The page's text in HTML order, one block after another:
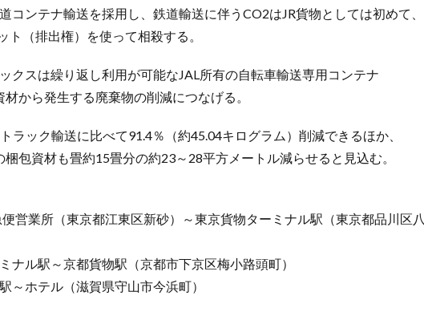
コンテナ輸送を採用し、鉄道輸送に伴うCO2はJR貨物としては初めて、
（排出権）を使って相殺する。
クスは繰り返し利用が可能なJAL所有の自転車輸送専用コンテナ
材から発生する廃棄物の削減につなげる。
ラック輸送に比べて91.4％（約45.04キログラム）削減できるほか、
包資材も畳約15畳分の約23～28平方メートル減らせると見込む。
営業所（東京都江東区新砂）～東京貨物ターミナル駅（東京都品川区八
ナル駅～京都貨物駅（京都市下京区梅小路頭町）
～ホテル（滋賀県守山市今浜町）